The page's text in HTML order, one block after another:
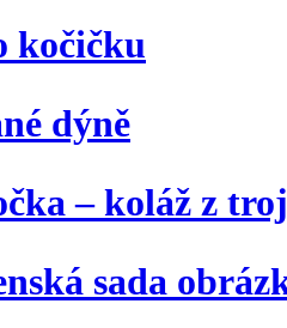
kočičku
dýně
– koláž z
sada